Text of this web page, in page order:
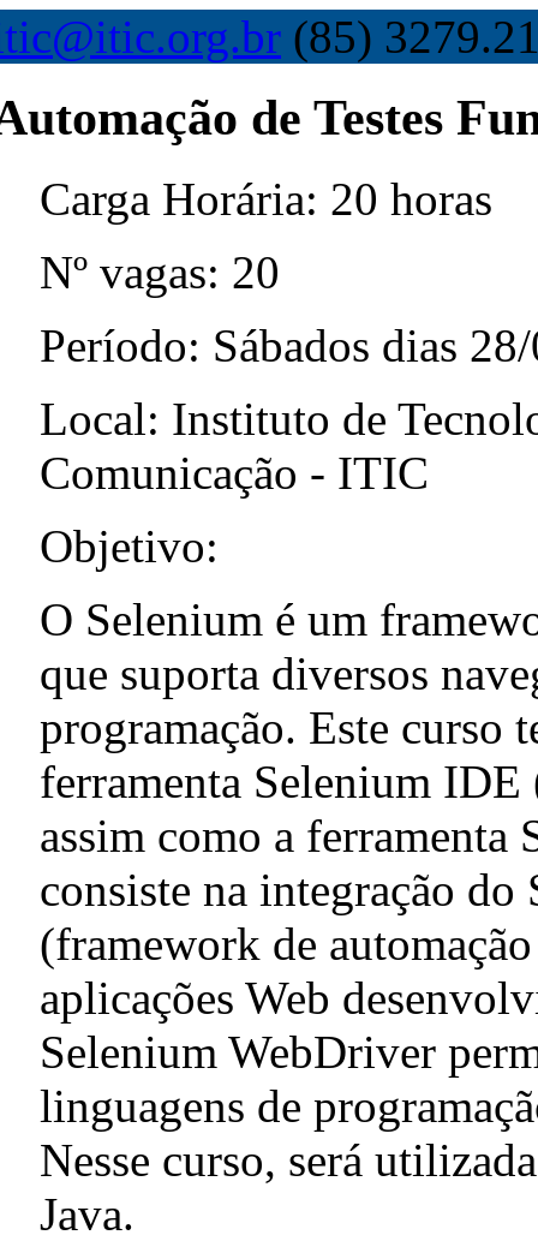
(85)
de Testes
Carga Horária: 20 horas
Nº vagas: 20
Período: Sábados dias
Local: Instituto de
Comunicação - ITIC
Objetivo:
O Selenium é um
que suporta diversos
programação. Este curso
ferramenta Selenium
assim como a ferramenta
consiste na integração
(framework de
aplicações Web
Selenium WebDriver
linguagens de
Nesse curso, será
Java.